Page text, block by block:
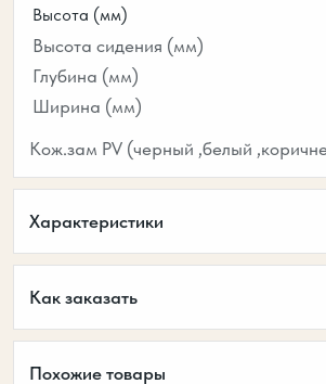
Высота (мм)
Высота сидения (мм)
Глубина (мм)
Ширина (мм)
Кож.зам PV (черный ,белый
Характеристики
Как заказать
Похожие товары